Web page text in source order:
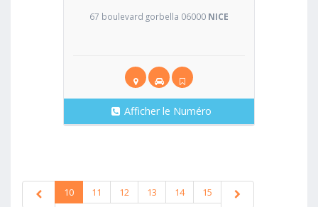
67 boulevard gorbella 06000 NICE
Afficher le Numéro
10 11 12 13 14 15